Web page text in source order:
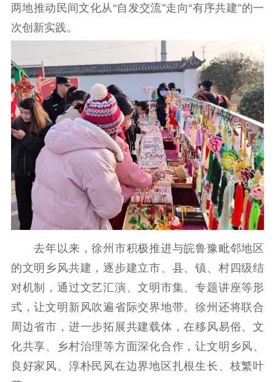
文化产业
统计分析
数字出版
新闻发布工作备
服务
理论宣讲
共建共享平台
政工继续教育学
习平台
责任编辑注册
业务申报系统
两地推动民间文化从“自发交流”走向“有序共建”的一
次创新实践。
去年以来，徐州市积极推进与皖鲁豫毗邻地区
的文明乡风共建，逐步建立市、县、镇、村四级结
对机制，通过文艺汇演、文明市集、专题讲座等形
式，让文明新风吹遍省际交界地带。徐州还将联合
周边省市，进一步拓展共建载体，在移风易俗、文
化共享、乡村治理等方面深化合作，让文明乡风、
良好家风、淳朴民风在边界地区扎根生长、枝繁叶